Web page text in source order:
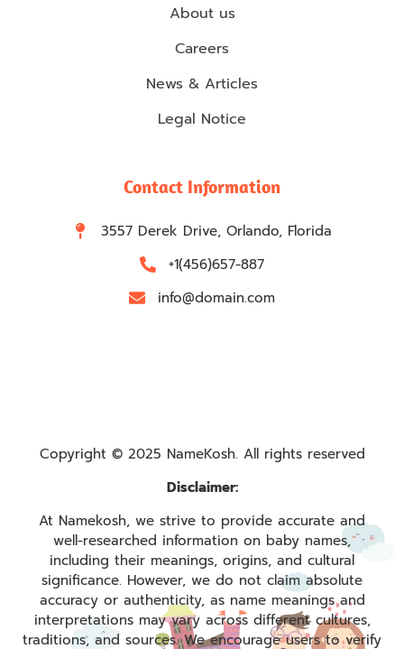
About us
Careers
News & Articles
Legal Notice
Contact Information
3557 Derek Drive, Orlando, Florida
+1(456)657-887
info@domain.com
Copyright © 2025 NameKosh. All rights reserved
Disclaimer:
At Namekosh, we strive to provide accurate and
well-researched information on baby names,
including their meanings, origins, and cultural
significance. However, we do not claim absolute
accuracy or authenticity, as name meanings and
interpretations may vary across different cultures,
traditions, and sources. We encourage users to verify